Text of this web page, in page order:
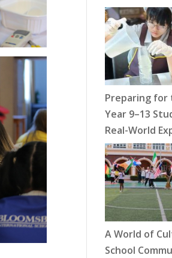
Preparing for
Year 9–13
Real-World
A World of
School